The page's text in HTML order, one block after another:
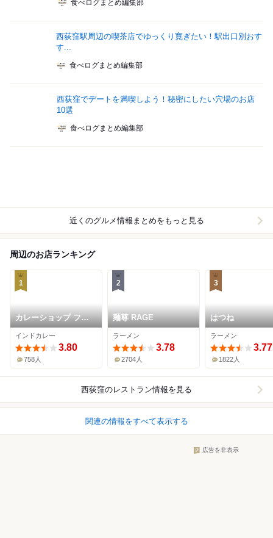
食べログまとめ編集部
西荻窪駅周辺の喫茶店でゆっくり寛ぎたい！駅出口別おす
す...
食べログまとめ編集部
西荻窪でデートを満喫しよう！秘密にしたい穴場のお店
10選
食べログまとめ編集部
近くのグルメ情報まとめをもっと見る
周辺のお店ランキング
1
カレーショップ フェ
ンネル
インドカレー
3.80
758人
2
麺尊 RAGE
ラーメン
3.78
2704人
3
はつね
ラーメン
3.77
1822人
西荻窪のレストラン情報を見る
関連の情報をすべて表示する
広告を非表示